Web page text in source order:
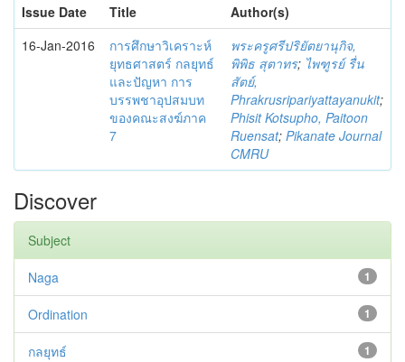
Issue Date
Title
Author(s)
16-Jan-2016
การศึกษาวิเคราะห์
ยุทธศาสตร์ กลยุทธ์
และปัญหา การ
บรรพชาอุปสมบท
ของคณะสงฆ์ภาค
7
พระครูศรีปริยัตยานุกิจ,
พิพิธ สุตาทร; ไพฑูรย์ รื่น
สัตย์,
Phrakrusripariyattayanukit;
Phisit Kotsupho, Paitoon
Ruensat; Pikanate Journal
CMRU
Discover
Subject
1
Naga
1
Ordination
1
กลยุทธ์